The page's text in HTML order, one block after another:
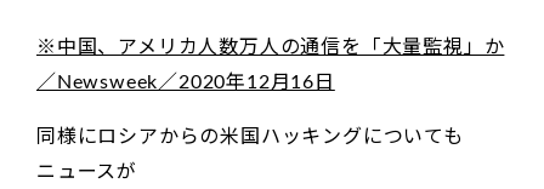
※中国、アメリカ人数万人の通信を「大量監視」か
／Newsweek／2020年12月16日
同様にロシアからの米国ハッキングについても
ニュースが